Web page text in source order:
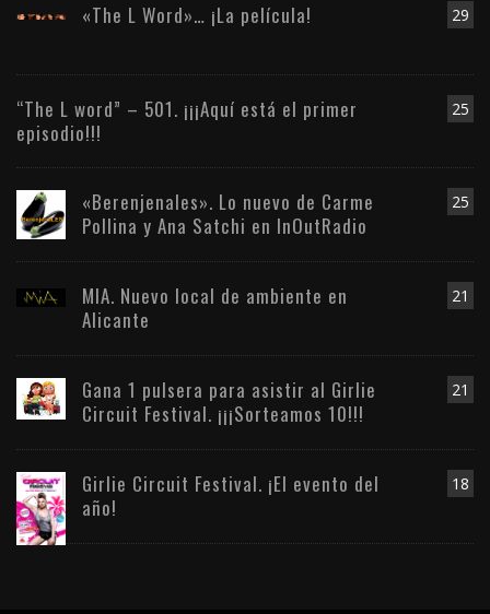
29
«The L Word»… ¡La película!
25
“The L word” – 501. ¡¡¡Aquí está el primer
episodio!!!
25
«Berenjenales». Lo nuevo de Carme
Pollina y Ana Satchi en InOutRadio
21
MIA. Nuevo local de ambiente en
Alicante
21
Gana 1 pulsera para asistir al Girlie
Circuit Festival. ¡¡¡Sorteamos 10!!!
18
Girlie Circuit Festival. ¡El evento del
año!